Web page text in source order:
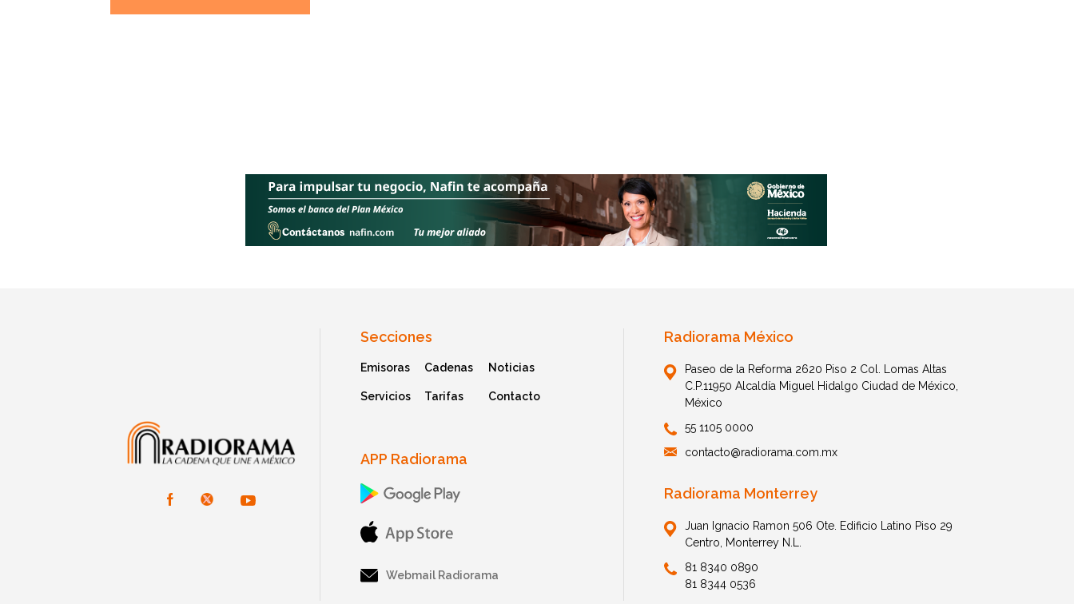
Secciones
Emisoras Cadenas Noticias
Servicios Tarifas Contacto
APP Radiorama
Webmail Radiorama
Radiorama México
Paseo de la Reforma 2620 Piso 2 Col. Lomas Altas
C.P.11950 Alcaldía Miguel Hidalgo Ciudad de México,
México
55 1105 0000
contacto@radiorama.com.mx
Radiorama Monterrey
Juan Ignacio Ramon 506 Ote. Edificio Latino Piso 29
Centro, Monterrey N.L.
81 8340 0890
81 8344 0536